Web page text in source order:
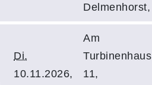
Delmenhorst,
Di.
10.11.2026,
Am
Turbinenhaus
11,